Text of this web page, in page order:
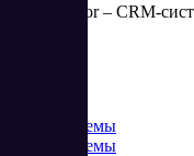
HelpAdvisor – CRM-
CRM системы
CRM системы